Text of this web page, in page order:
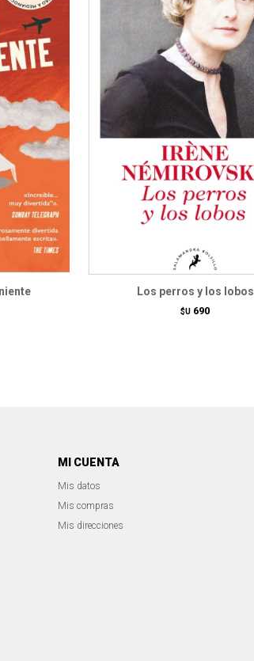
Los perros y los lobos
$U 690
MI CUENTA
Mis datos
Mis compras
Mis direcciones